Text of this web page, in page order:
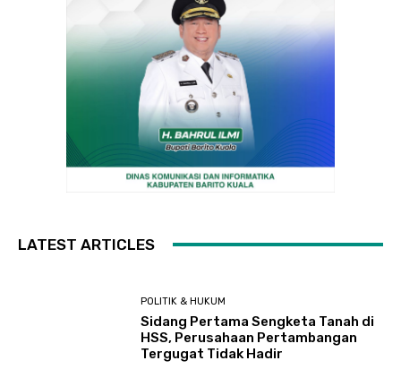
LATEST ARTICLES
POLITIK & HUKUM
Sidang Pertama Sengketa Tanah di
HSS, Perusahaan Pertambangan
Tergugat Tidak Hadir